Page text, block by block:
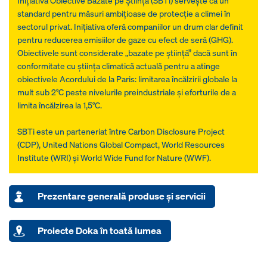
standard pentru măsuri ambițioase de protecție a climei în
sectorul privat. Inițiativa oferă companiilor un drum clar definit
pentru reducerea emisiilor de gaze cu efect de seră (GHG).
Obiectivele sunt considerate „bazate pe știință” dacă sunt în
conformitate cu știința climatică actuală pentru a atinge
obiectivele Acordului de la Paris: limitarea încălzirii globale la
mult sub 2°C peste nivelurile preindustriale și eforturile de a
limita încălzirea la 1,5°C.
SBTi este un parteneriat între Carbon Disclosure Project
(CDP), United Nations Global Compact, World Resources
Institute (WRI) și World Wide Fund for Nature (WWF).
Prezentare generală produse şi servicii
Proiecte Doka în toată lumea